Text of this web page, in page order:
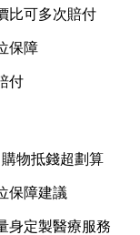
比可多次賠付
保障
付
物抵錢超劃算
保障建議
身定製醫療服務